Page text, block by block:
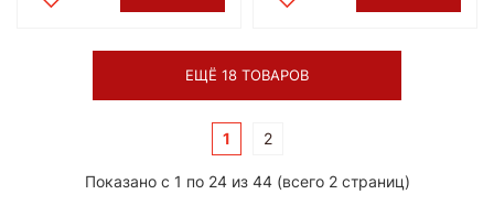
ЕЩЁ 18 ТОВАРОВ
1 2
Показано с 1 по 24 из 44 (всего 2 страниц)